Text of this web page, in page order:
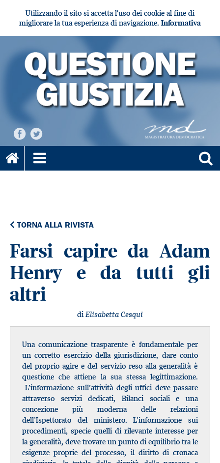
Utilizzando il sito si accetta l'uso dei cookie al fine di
migliorare la tua esperienza di navigazione. Informativa
TORNA ALLA RIVISTA
Farsi capire da Adam
Henry e da tutti gli
altri
diElisabetta Cesqui
Una comunicazione trasparente è fondamentale per
un corretto esercizio della giurisdizione, dare conto
del proprio agire e del servizio reso alla generalità è
questione che attiene la sua stessa legittimazione.
L’informazione sull’attività degli uffici deve passare
attraverso servizi dedicati, Bilanci sociali e una
concezione più moderna delle relazioni
dell’Ispettorato del ministero. L’informazione sui
procedimenti, specie quelli di rilevante interesse per
la generalità, deve trovare un punto di equilibrio tra le
esigenze proprie del processo, il diritto di cronaca